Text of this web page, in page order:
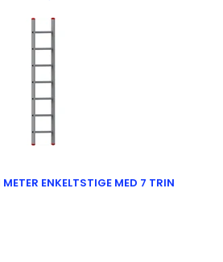
ENKELTSTIGE MED 7 TRIN